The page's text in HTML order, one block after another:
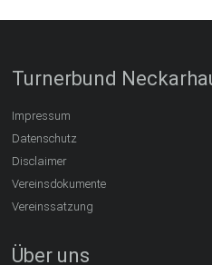
Turnerbund
Impressum
Datenschutz
Disclaimer
Vereinsdokumente
Vereinssatzung
Über uns